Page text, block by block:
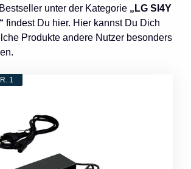
unter der Kategorie „LG Sl4Y
findest Du hier. Hier kannst Du Dich
Produkte andere Nutzer besonders
1